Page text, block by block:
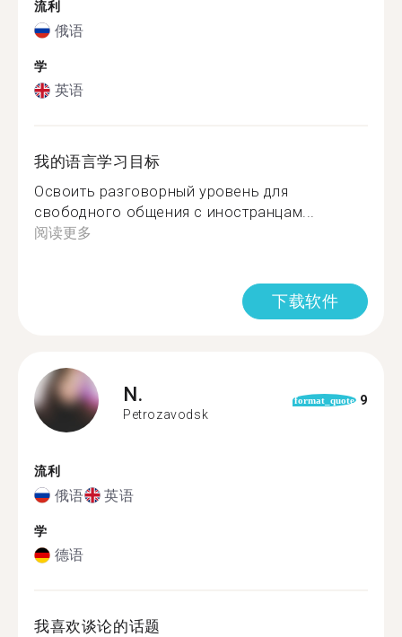
流利
俄语
学
英语
我的语言学习目标
Освоить разговорный уровень для
свободного общения с иностранцам...
阅读更多
下载软件
N.
Petrozavodsk
format_quote 9
流利
俄语 英语
学
德语
我喜欢谈论的话题